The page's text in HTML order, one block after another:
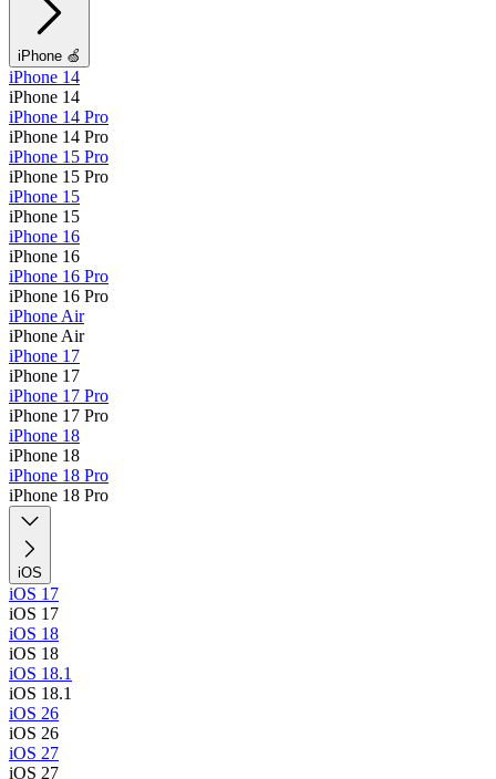
iPhone 🍏
iPhone 14
iPhone 14
iPhone 14 Pro
iPhone 14 Pro
iPhone 15 Pro
iPhone 15 Pro
iPhone 15
iPhone 15
iPhone 16
iPhone 16
iPhone 16 Pro
iPhone 16 Pro
iPhone Air
iPhone Air
iPhone 17
iPhone 17
iPhone 17 Pro
iPhone 17 Pro
iPhone 18
iPhone 18
iPhone 18 Pro
iPhone 18 Pro
iOS
iOS 17
iOS 17
iOS 18
iOS 18
iOS 18.1
iOS 18.1
iOS 26
iOS 26
iOS 27
iOS 27